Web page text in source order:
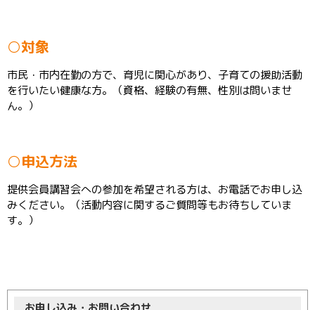
○対象
市民・市内在勤の方で、育児に関心があり、子育ての援助活動
を行いたい健康な方。（資格、経験の有無、性別は問いませ
ん。）
○申込方法
提供会員講習会への参加を希望される方は、お電話でお申し込
みください。（活動内容に関するご質問等もお待ちしていま
す。）